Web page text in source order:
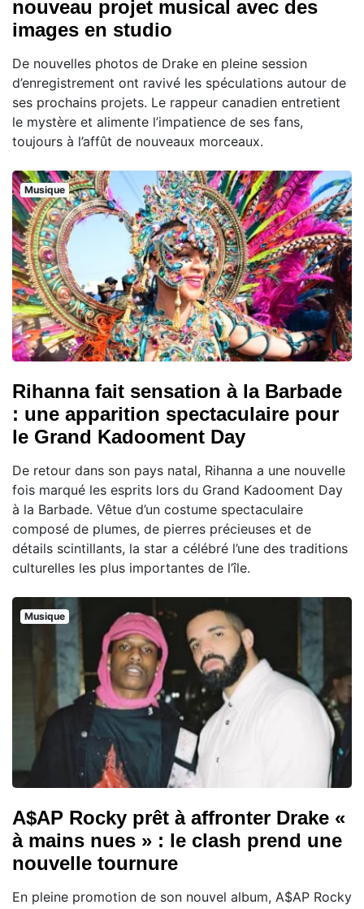
nouveau projet musical avec des
images en studio
De nouvelles photos de Drake en pleine session
d’enregistrement ont ravivé les spéculations autour de
ses prochains projets. Le rappeur canadien entretient
le mystère et alimente l’impatience de ses fans,
toujours à l’affût de nouveaux morceaux.
Musique
Rihanna fait sensation à la Barbade
: une apparition spectaculaire pour
le Grand Kadooment Day
De retour dans son pays natal, Rihanna a une nouvelle
fois marqué les esprits lors du Grand Kadooment Day
à la Barbade. Vêtue d’un costume spectaculaire
composé de plumes, de pierres précieuses et de
détails scintillants, la star a célébré l’une des traditions
culturelles les plus importantes de l’île.
Musique
A$AP Rocky prêt à affronter Drake «
à mains nues » : le clash prend une
nouvelle tournure
En pleine promotion de son nouvel album, A$AP Rocky